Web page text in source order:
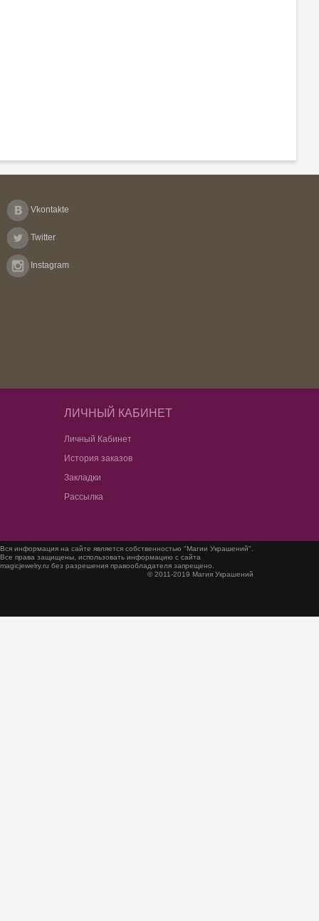
Vkontakte
Twitter
Instagram
ЛИЧНЫЙ КАБИНЕТ
Личный Кабинет
История заказов
Закладки
Рассылка
Вся информация на сайте является собственностью "Магии Украшений".
Все права защищены, использовать информацию с сайта
magicjewelry.ru без разрешения правообладателя запрещено.
© 2011-2019 Магия Украшений